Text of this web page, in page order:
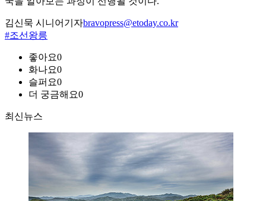
김신묵 시니어기자bravopress@etoday.co.kr
#조선왕릉
좋아요0
화나요0
슬퍼요0
더 궁금해요0
최신뉴스